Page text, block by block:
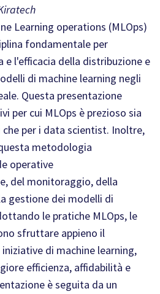
Learning operations (MLOps)
fondamentale per
e l'efficacia della distribuzione e
di machine learning negli
Questa presentazione
per cui MLOps è prezioso sia
che per i data scientist. Inoltre,
metodologia
operative
del monitoraggio, della
gestione dei modelli di
le pratiche MLOps, le
sfruttare appieno il
di machine learning,
efficienza, affidabilità e
è seguita da un